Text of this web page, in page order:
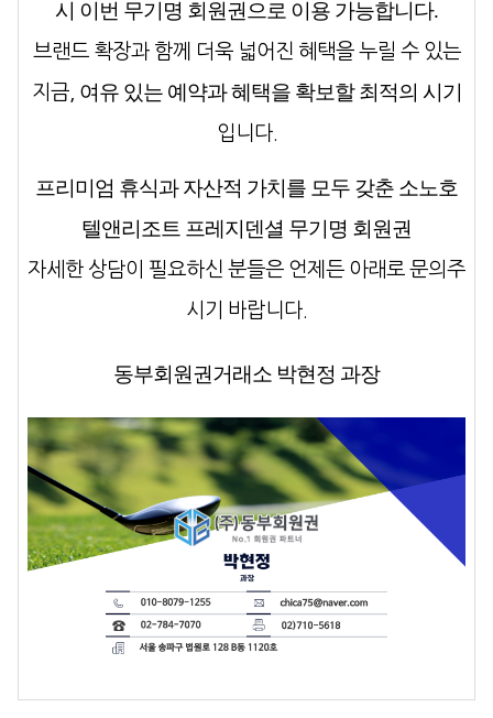
시 이번 무기명 회원권으로 이용 가능합니다.
브랜드 확장과 함께 더욱 넓어진 혜택을 누릴 수 있는
지금, 여유 있는 예약과 혜택을 확보할 최적의 시기
입니다.
프리미엄 휴식과 자산적 가치를 모두 갖춘 소노호
텔앤리조트 프레지덴셜 무기명 회원권
자세한 상담이 필요하신 분들은 언제든 아래로 문의주
시기 바랍니다.
동부회원권거래소 박현정 과장